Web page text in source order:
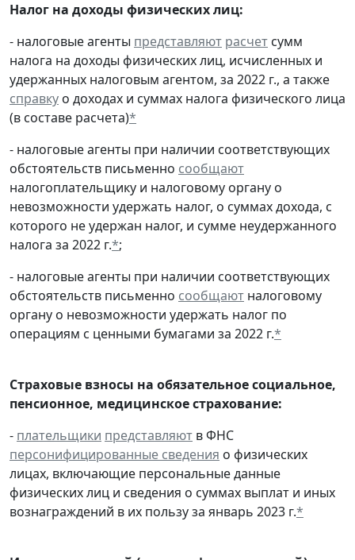
Налог на доходы физических лиц:
- налоговые агенты представляют расчет сумм
налога на доходы физических лиц, исчисленных и
удержанных налоговым агентом, за 2022 г., а также
справку о доходах и суммах налога физического лица
(в составе расчета)*
- налоговые агенты при наличии соответствующих
обстоятельств письменно сообщают
налогоплательщику и налоговому органу о
невозможности удержать налог, о суммах дохода, с
которого не удержан налог, и сумме неудержанного
налога за 2022 г.*;
- налоговые агенты при наличии соответствующих
обстоятельств письменно сообщают налоговому
органу о невозможности удержать налог по
операциям с ценными бумагами за 2022 г.*
Страховые взносы на обязательное социальное,
пенсионное, медицинское страхование:
- плательщики представляют в ФНС
персонифицированные сведения о физических
лицах, включающие персональные данные
физических лиц и сведения о суммах выплат и иных
вознаграждений в их пользу за январь 2023 г.*